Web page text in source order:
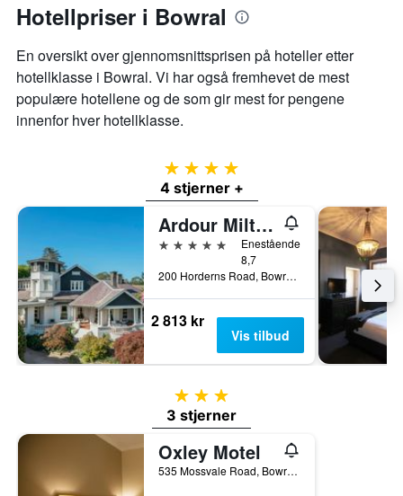
Hotellpriser i Bowral
En oversikt over gjennomsnittsprisen på hoteller etter
hotellklasse i Bowral. Vi har også fremhevet de mest
populære hotellene og de som gir mest for pengene
innenfor hver hotellklasse.
4 stjerner
4 stjerner +
Ardour Milton Park Bowral
5 stjerner
Enestående
8,7
200 Horderns Road, Bowral, NSW, Australia
2 813 kr
Vis tilbud
3 stjerner
3 stjerner
Oxley Motel
535 Mossvale Road, Bowral, NSW, Australia